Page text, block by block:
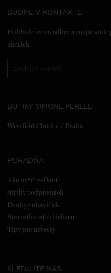
PORADŇA
Ako určiť veľkosť
Strihy podprseniek
Druhy nohavičiek
Starostlivosť o bielizeň
Tipy pre nevesty
BUĎME V KONTAKTE
Prihláste sa na odber a majte
akciách.
SLEDUJTE NÁS
BUTIKY SIMONE PÉRÈLE
Westfield Chodov / Praha